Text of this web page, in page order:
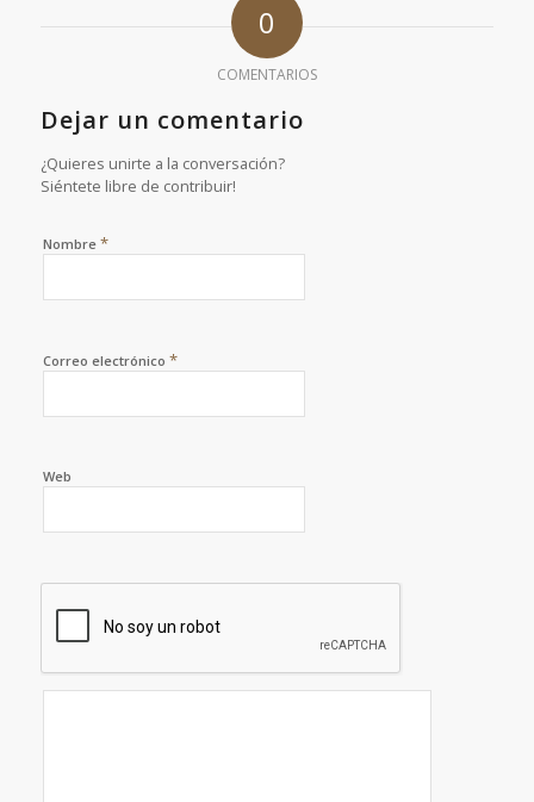
0
COMENTARIOS
Dejar un comentario
¿Quieres unirte a la conversación?
Siéntete libre de contribuir!
Nombre *
Correo electrónico *
Web